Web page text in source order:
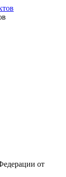
от